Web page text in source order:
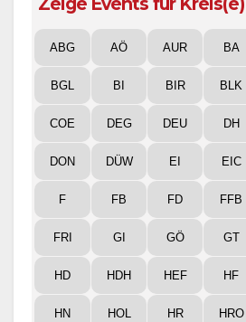
ABG AÖ AUR BA
BGL BI BIR BLK
COE DEG DEU DH
DON DÜW EI EIC
F FB FD FFB
FRI GI GÖ GT
HD HDH HEF HF
HN HOL HR HRO